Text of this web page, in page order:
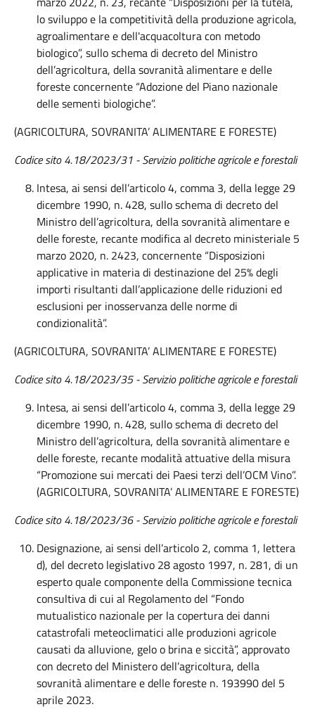
lo sviluppo e la competitività della produzione agricola,
agroalimentare e dell'acquacoltura con metodo
biologico”, sullo schema di decreto del Ministro
dell’agricoltura, della sovranità alimentare e delle
foreste concernente “Adozione del Piano nazionale
delle sementi biologiche”.
(AGRICOLTURA, SOVRANITA’ ALIMENTARE E FORESTE)
Codice sito 4.18/2023/31 - Servizio politiche agricole e forestali
Intesa, ai sensi dell’articolo 4, comma 3, della legge 29
dicembre 1990, n. 428, sullo schema di decreto del
Ministro dell’agricoltura, della sovranità alimentare e
delle foreste, recante modifica al decreto ministeriale 5
marzo 2020, n. 2423, concernente “Disposizioni
applicative in materia di destinazione del 25% degli
importi risultanti dall’applicazione delle riduzioni ed
esclusioni per inosservanza delle norme di
condizionalità”.
(AGRICOLTURA, SOVRANITA’ ALIMENTARE E FORESTE)
Codice sito 4.18/2023/35 - Servizio politiche agricole e forestali
Intesa, ai sensi dell’articolo 4, comma 3, della legge 29
dicembre 1990, n. 428, sullo schema di decreto del
Ministro dell’agricoltura, della sovranità alimentare e
delle foreste, recante modalità attuative della misura
“Promozione sui mercati dei Paesi terzi dell’OCM Vino”.
(AGRICOLTURA, SOVRANITA’ ALIMENTARE E FORESTE)
Codice sito 4.18/2023/36 - Servizio politiche agricole e forestali
Designazione, ai sensi dell’articolo 2, comma 1, lettera
d), del decreto legislativo 28 agosto 1997, n. 281, di un
esperto quale componente della Commissione tecnica
consultiva di cui al Regolamento del “Fondo
mutualistico nazionale per la copertura dei danni
catastrofali meteoclimatici alle produzioni agricole
causati da alluvione, gelo o brina e siccità”, approvato
con decreto del Ministero dell’agricoltura, della
sovranità alimentare e delle foreste n. 193990 del 5
aprile 2023.